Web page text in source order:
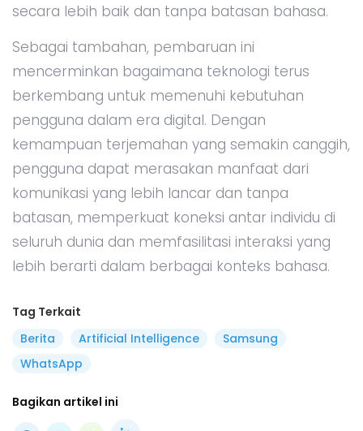
secara lebih baik dan tanpa batasan bahasa.
Sebagai tambahan, pembaruan ini
mencerminkan bagaimana teknologi terus
berkembang untuk memenuhi kebutuhan
pengguna dalam era digital. Dengan
kemampuan terjemahan yang semakin canggih,
pengguna dapat merasakan manfaat dari
komunikasi yang lebih lancar dan tanpa
batasan, memperkuat koneksi antar individu di
seluruh dunia dan memfasilitasi interaksi yang
lebih berarti dalam berbagai konteks bahasa.
Tag Terkait
Berita
Artificial Intelligence
Samsung
WhatsApp
Bagikan artikel ini